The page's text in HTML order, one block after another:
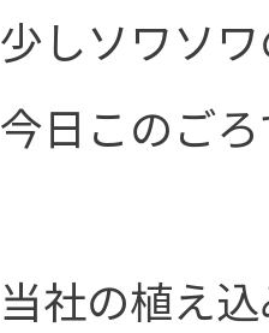
少しソワソワ
今日このごろ
当社の植え